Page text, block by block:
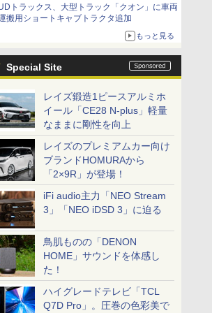
トラックス、大型トラック「クオン」に車両
搬用ショートキャブトラクタ追加
もっと見る
Special Site
レイズ鍛造1ピースアルミホ
イール「CE28 N-plus」軽量
なままに剛性を向上
レイズのプレミアムカー向け
ブランドHOMURAから
「2×9R」が登場！
iFi audio主力「NEO Stream
3」「NEO iDSD 3」に迫る
鳥肌ものの「DENON
HOME」サウンドを体感し
た！
ハイグレードテレビ「TCL
Q7D Pro」。圧巻の色彩美で